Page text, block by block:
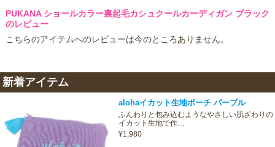
PUKANA ショールカラー裏起毛カシュクールカーディガン ブラック
のレビュー
こちらのアイテムへのレビューは今のところありません。
新着アイテム
alohaイカット生地ポーチ パープル
ふんわりと包み込むようなやさしい肌ざわりの
イカット生地で作…
¥1,980